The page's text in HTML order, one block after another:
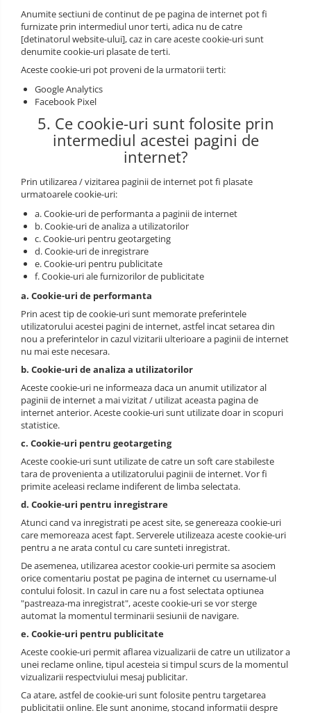
Manusi latex
Manusi neopren
Manusi piele
Manusi textil
Manusi tricot impregnat
Manusi zale
Imbracaminte Outdoor
Incaltaminte Outdoor
Casti
Caciuli
Sepci
Antifoane
Filtre
Semimasti
Ochelari
Viziere de protectie
Anumite sectiuni de continut de pe pagina de internet pot fi
furnizate prin intermediul unor terti, adica nu de catre
[detinatorul website-ului], caz in care aceste cookie-uri sunt
denumite cookie-uri plasate de terti.
Aceste cookie-uri pot proveni de la urmatorii terti:
Google Analytics
Facebook Pixel
5. Ce cookie-uri sunt folosite prin
intermediul acestei pagini de
internet?
Prin utilizarea / vizitarea paginii de internet pot fi plasate
urmatoarele cookie-uri:
a. Cookie-uri de performanta a paginii de internet
b. Cookie-uri de analiza a utilizatorilor
c. Cookie-uri pentru geotargeting
d. Cookie-uri de inregistrare
e. Cookie-uri pentru publicitate
f. Cookie-uri ale furnizorilor de publicitate
a. Cookie-uri de performanta
Prin acest tip de cookie-uri sunt memorate preferintele
utilizatorului acestei pagini de internet, astfel incat setarea din
nou a preferintelor in cazul vizitarii ulterioare a paginii de internet
nu mai este necesara.
b. Cookie-uri de analiza a utilizatorilor
Aceste cookie-uri ne informeaza daca un anumit utilizator al
paginii de internet a mai vizitat / utilizat aceasta pagina de
internet anterior. Aceste cookie-uri sunt utilizate doar in scopuri
statistice.
c. Cookie-uri pentru geotargeting
Aceste cookie-uri sunt utilizate de catre un soft care stabileste
tara de provenienta a utilizatorului paginii de internet. Vor fi
primite aceleasi reclame indiferent de limba selectata.
d. Cookie-uri pentru inregistrare
Atunci cand va inregistrati pe acest site, se genereaza cookie-uri
care memoreaza acest fapt. Serverele utilizeaza aceste cookie-uri
pentru a ne arata contul cu care sunteti inregistrat.
De asemenea, utilizarea acestor cookie-uri permite sa asociem
orice comentariu postat pe pagina de internet cu username-ul
contului folosit. In cazul in care nu a fost selectata optiunea
"pastreaza-ma inregistrat", aceste cookie-uri se vor sterge
automat la momentul terminarii sesiunii de navigare.
e. Cookie-uri pentru publicitate
Aceste cookie-uri permit aflarea vizualizarii de catre un utilizator a
unei reclame online, tipul acesteia si timpul scurs de la momentul
vizualizarii respectviului mesaj publicitar.
Ca atare, astfel de cookie-uri sunt folosite pentru targetarea
publicitatii online. Ele sunt anonime, stocand informatii despre